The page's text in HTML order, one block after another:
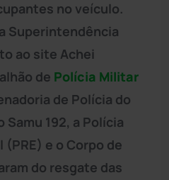
no veículo.
Superintendência
ao site Achei
de Polícia Militar
de Polícia do
192, a Polícia
e o Corpo de
do resgate das